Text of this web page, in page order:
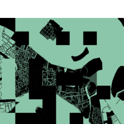
architectuur biennale venetie
en ruimtelijk
binnen het themaThe
een bijdrage